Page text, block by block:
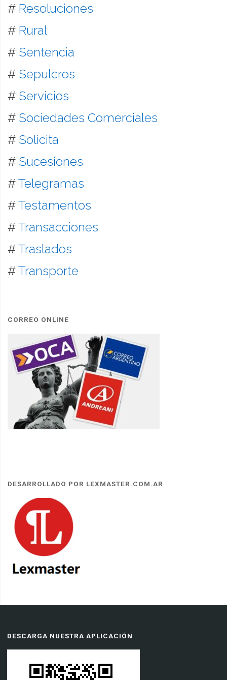
# Resoluciones
# Rural
# Sentencia
# Sepulcros
# Servicios
# Sociedades Comerciales
# Solicita
# Sucesiones
#Telegramas
#Testamentos
#Transacciones
#Traslados
#Transporte
CORREO ONLINE
DESARROLLADO POR LEXMASTER.COM.AR
DESCARGA NUESTRA APLICACIÓN